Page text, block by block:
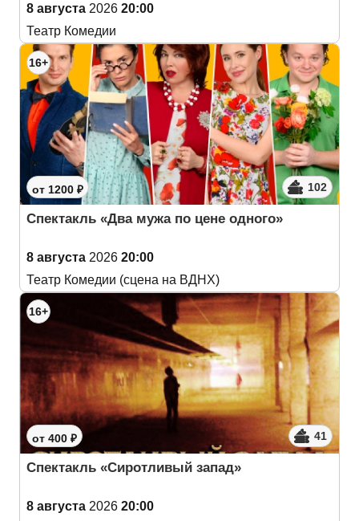
8 августа 2026 20:00
Театр Комедии
16+
от 1200 ₽ 102
Спектакль «Два мужа по цене одного»
8 августа 2026 20:00
Театр Комедии (сцена на ВДНХ)
16+
от 400 ₽ 41
Спектакль «Сиротливый запад»
8 августа 2026 20:00